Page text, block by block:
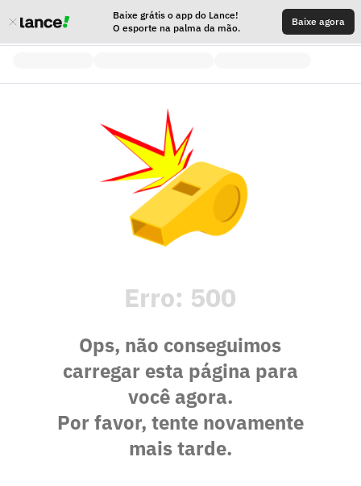
Baixe grátis o app do Lance!
O esporte na palma da mão.
Baixe agora
Erro: 500
Ops, não conseguimos
carregar esta página para
você agora.
Por favor, tente novamente
mais tarde.